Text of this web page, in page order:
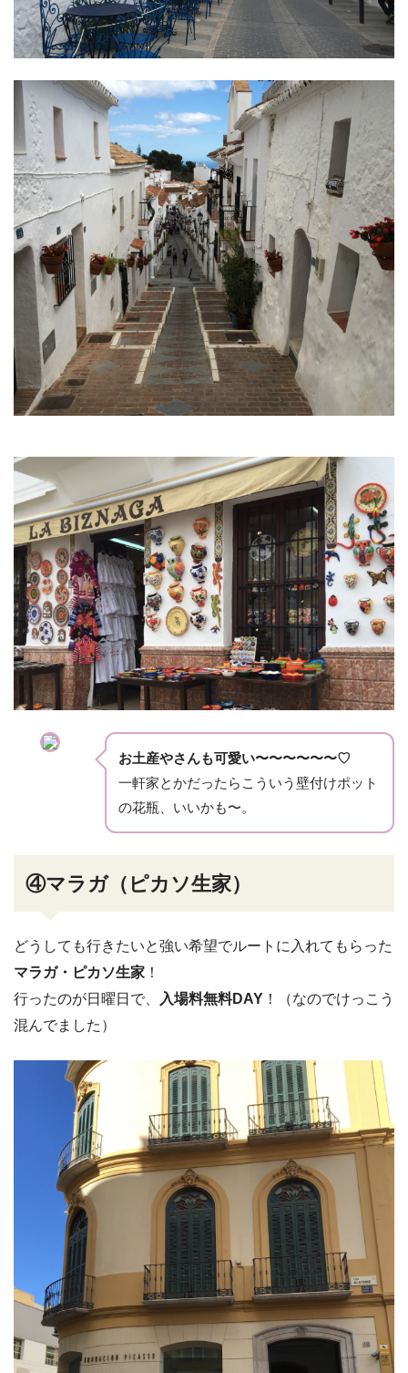
お土産やさんも可愛い〜〜〜〜〜〜♡
一軒家とかだったらこういう壁付けポット
の花瓶、いいかも〜。
④マラガ（ピカソ生家）
どうしても行きたいと強い希望でルートに入れてもらった
マラガ・ピカソ生家 ！
行ったのが日曜日で、
入場料無料DAY ！（なのでけっこう
混んでました）